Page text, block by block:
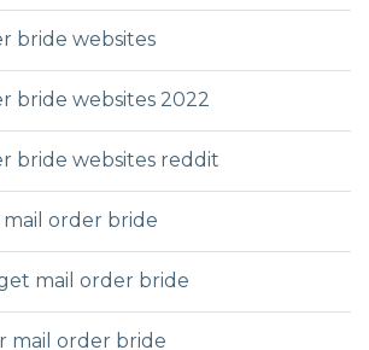
bride websites
bride websites 2022
bride websites reddit
order bride
mail order bride
mail order bride